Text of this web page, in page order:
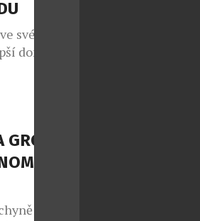
svém již
domácí
1260
přesto, že
S
potká s